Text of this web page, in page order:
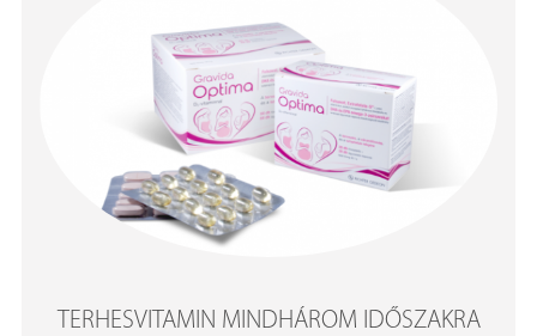
TERHESVITAMIN MINDHÁROM IDŐSZAKRA